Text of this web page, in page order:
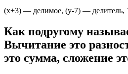
(x+3) — делимое, (y-7) — делитель,
Как подругому
Вычитание это
это сумма, сложение